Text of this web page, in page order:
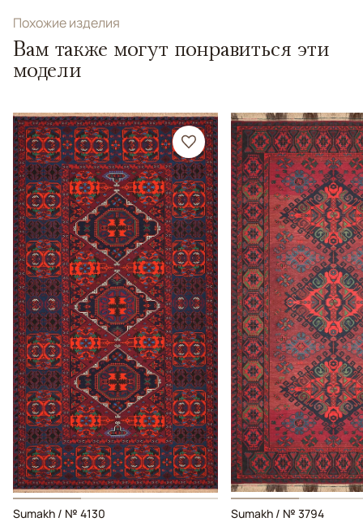
Похожие изделия
Вам также могут понравиться эти
модели
Sumakh / № 4130
Sumakh / № 3794